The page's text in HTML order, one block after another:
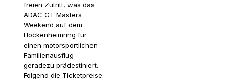
freien Zutritt, was das
ADAC GT Masters
Weekend auf dem
Hockenheimring für
einen motorsportlichen
Familienausflug
geradezu prädestiniert.
Folgend die Ticketpreise